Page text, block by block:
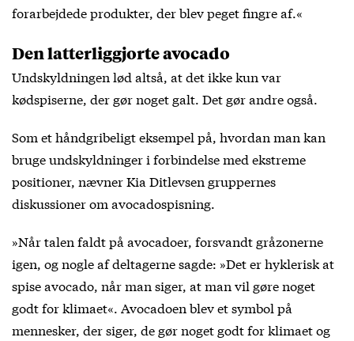
forarbejdede produkter, der blev peget fingre af.«
Den latterliggjorte avocado
Undskyldningen lød altså, at det ikke kun var
kødspiserne, der gør noget galt. Det gør andre også.
Som et håndgribeligt eksempel på, hvordan man kan
bruge undskyldninger i forbindelse med ekstreme
positioner, nævner Kia Ditlevsen gruppernes
diskussioner om avocadospisning.
»Når talen faldt på avocadoer, forsvandt gråzonerne
igen, og nogle af deltagerne sagde: »Det er hyklerisk at
spise avocado, når man siger, at man vil gøre noget
godt for klimaet«. Avocadoen blev et symbol på
mennesker, der siger, de gør noget godt for klimaet og